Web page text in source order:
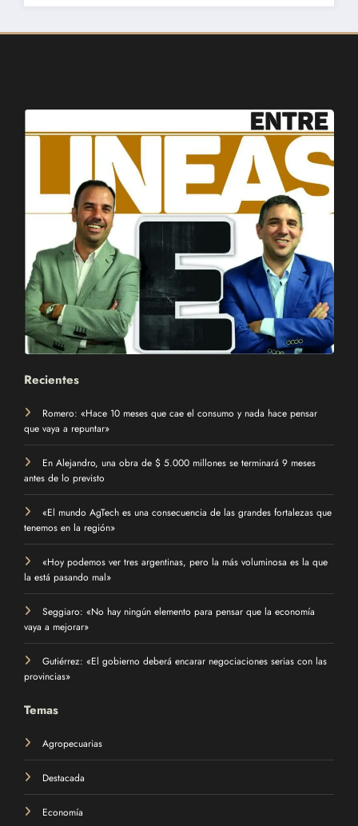
Recientes
Romero: «Hace 10 meses que cae el consumo y nada hace pensar
que vaya a repuntar»
En Alejandro, una obra de $ 5.000 millones se terminará 9 meses
antes de lo previsto
«El mundo AgTech es una consecuencia de las grandes fortalezas que
tenemos en la región»
«Hoy podemos ver tres argentinas, pero la más voluminosa es la que
la está pasando mal»
Seggiaro: «No hay ningún elemento para pensar que la economía
vaya a mejorar»
Gutiérrez: «El gobierno deberá encarar negociaciones serias con las
provincias»
Temas
Agropecuarias
Destacada
Economía